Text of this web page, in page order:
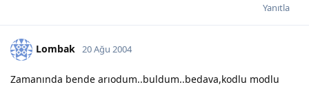
Yanıtla
Lombak 20 Ağu 2004
Zamanında bende arıodum..buldum..bedava,kodlu modlu